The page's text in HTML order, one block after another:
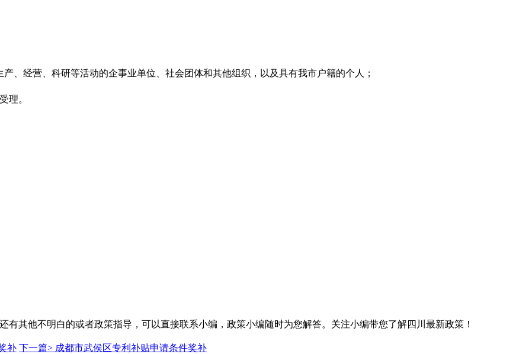
、经营、科研等活动的企事业单位、社会团体和其他组织，以及具有我市户籍的个人；
理。
其他不明白的或者政策指导，可以直接联系小编，政策小编随时为您解答。关注小编带您了解四川最新政策！
补 下一篇> 成都市武侯区专利补贴申请条件奖补